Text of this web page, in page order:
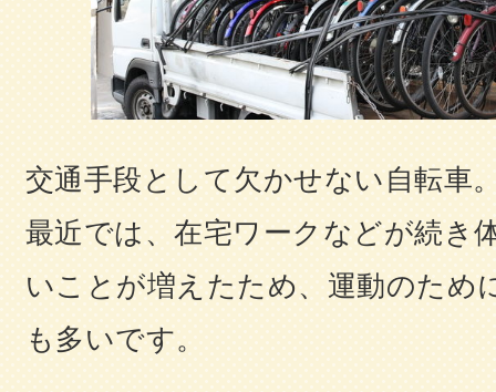
交通手段として欠かせない自転車
最近では、在宅ワークなどが続き
いことが増えたため、運動のため
も多いです。